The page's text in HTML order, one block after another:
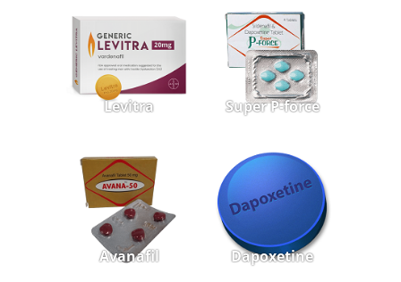
Levitra Super P-force
Avanafil Dapoxetine